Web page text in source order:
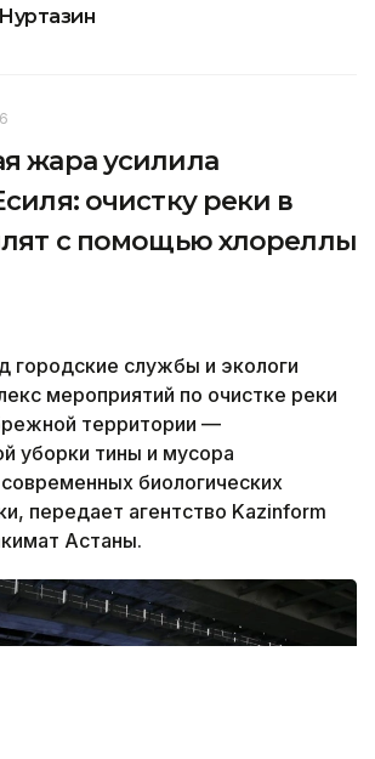
жара усилила
очистку реки в
с помощью хлореллы
городские службы и экологи
мероприятий по очистке реки
территории —
уборки тины и мусора
биологических
передает агентство Kazinform
Астаны.